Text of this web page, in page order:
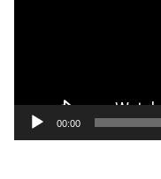
00:00